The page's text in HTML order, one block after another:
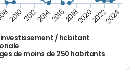
/ habitant
de moins de 250 habitants
20102012201420162018202020222024